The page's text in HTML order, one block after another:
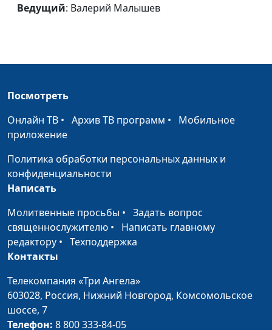
религиозной
верности
Олег Гончаров, член
религиозными
палаты РФ,
Российской
ассоциации защиты
Голосование по
поправкам к
Конституции России.
Христианская позиция
Валерий Малышев,
Олег Гончаров, член
Ведущий: Валерий Малышев
Посмотреть
Онлайн ТВ • Архив ТВ программ • Мобильное
приложение
Политика обработки персональных данных и
конфиденциальности
Написать
Молитвенные просьбы • Задать вопрос
священнослужителю • Написать главному
редактору • Техподдержка
Контакты
Телекомпания «Три Ангела»
603028, Россия, Нижний Новгород, Комсомольское
шоссе, 7
Телефон: 8 800 333-84-05